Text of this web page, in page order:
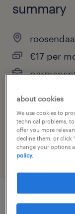
summary
€17 per
job category
warehousing
job details
about cookies
We use cookies to
technical problems,
offer you more
decline them, or click
change your options
policy.